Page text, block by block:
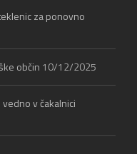
za ponovno
občin 10/12/2025
v čakalnici